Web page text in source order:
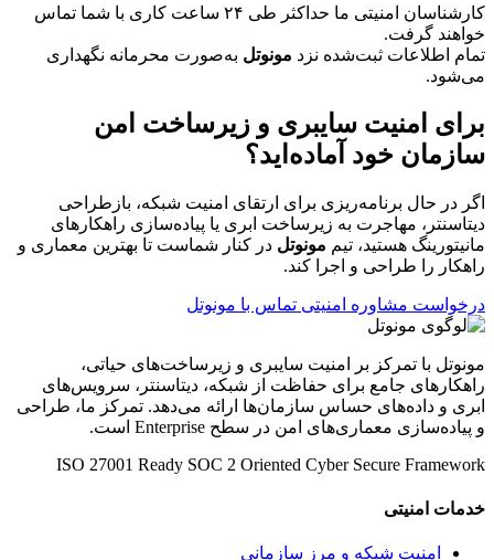
کارشناسان امنیتی ما حداکثر طی ۲۴ ساعت کاری با شما تماس
خواهند گرفت.
تمام اطلاعات ثبت‌شده نزد مونوتل به‌صورت محرمانه نگهداری
می‌شود.
برای امنیت سایبری و زیرساخت امن
سازمان خود آماده‌اید؟
اگر در حال برنامه‌ریزی برای ارتقای امنیت شبکه، بازطراحی
دیتاسنتر، مهاجرت به زیرساخت ابری یا پیاده‌سازی راهکارهای
مانیتورینگ هستید، تیم مونوتل در کنار شماست تا بهترین معماری و
راهکار را طراحی و اجرا کند.
درخواست مشاوره امنیتی تماس با مونوتل
مونوتل با تمرکز بر امنیت سایبری و زیرساخت‌های حیاتی،
راهکارهای جامع برای حفاظت از شبکه، دیتاسنتر، سرویس‌های
ابری و داده‌های حساس سازمان‌ها ارائه می‌دهد. تمرکز ما، طراحی
و پیاده‌سازی معماری‌های امن در سطح Enterprise است.
ISO 27001 Ready SOC 2 Oriented Cyber Secure Framework
خدمات امنیتی
امنیت شبکه و مرز سازمانی